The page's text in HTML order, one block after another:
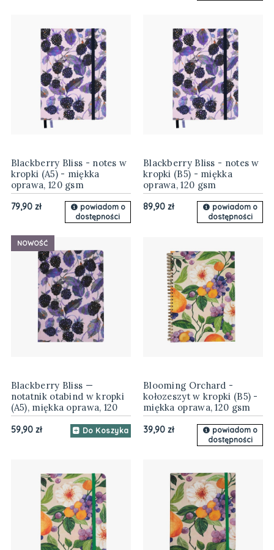
Blackberry Bliss - notes w
kropki (A5) - miękka
oprawa, 120 gsm
79,90 zł
powiadom o
dostępności
Blackberry Bliss - notes w
kropki (B5) - miękka
oprawa, 120 gsm
89,90 zł
powiadom o
dostępności
Blackberry Bliss —
notatnik otabind w kropki
(A5), miękka oprawa, 120
gsm
59,90 zł Do Koszyka
NOWOŚĆ
Blooming Orchard -
kołozeszyt w kropki (B5) -
miękka oprawa, 120 gsm
39,90 zł
powiadom o
dostępności